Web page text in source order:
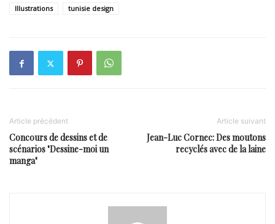
Illustrations
tunisie design
Article précédent
Concours de dessins et de
scénarios "Dessine-moi un
manga"
Article suivant
Jean-Luc Cornec: Des moutons
recyclés avec de la laine